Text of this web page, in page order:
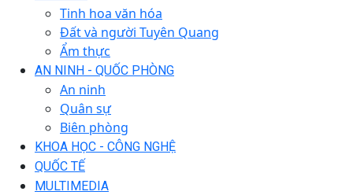
Tinh hoa văn hóa
Đất và người Tuyên Quang
Ẩm thực
AN NINH - QUỐC PHÒNG
An ninh
Quân sự
Biên phòng
KHOA HỌC - CÔNG NGHỆ
QUỐC TẾ
MULTIMEDIA